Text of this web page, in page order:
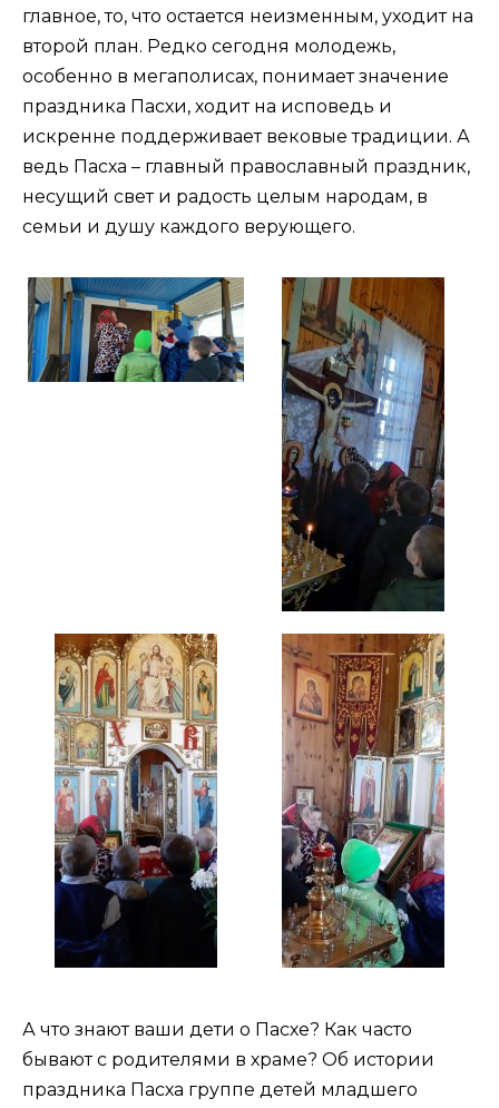
главное, то, что остается неизменным, уходит на
второй план. Редко сегодня молодежь,
особенно в мегаполисах, понимает значение
праздника Пасхи, ходит на исповедь и
искренне поддерживает вековые традиции. А
ведь Пасха – главный православный праздник,
несущий свет и радость целым народам, в
семьи и душу каждого верующего.
А что знают ваши дети о Пасхе? Как часто
бывают с родителями в храме? Об истории
праздника Пасха группе детей младшего